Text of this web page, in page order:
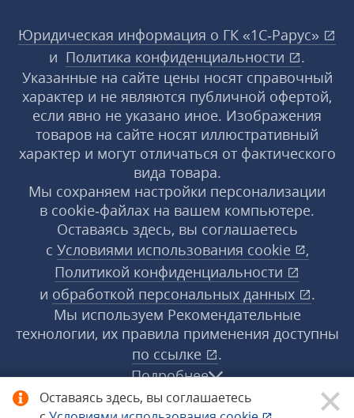
Оставаясь здесь, вы соглашаетесь
Юридическая информация о ГК «1С‑Рарус»
и Политика конфиденциальности
.
Указанные на сайте цены носят справочный
характер и не являются публичной офертой,
если явно не указано иное. Изображения
товаров на сайте носят иллюстративный
характер и могут отличаться от фактического
вида товара.
Мы сохраняем настройки персонализации
в cookie‑файлах на вашем компьютере.
Оставаясь здесь, вы соглашаетесь
с Условиями использования cookie
,
Политикой конфиденциальности
и обработкой персональных данных
.
Мы используем Рекомендательные
технологии, их правила применения доступны
по ссылке
.
Подробнее